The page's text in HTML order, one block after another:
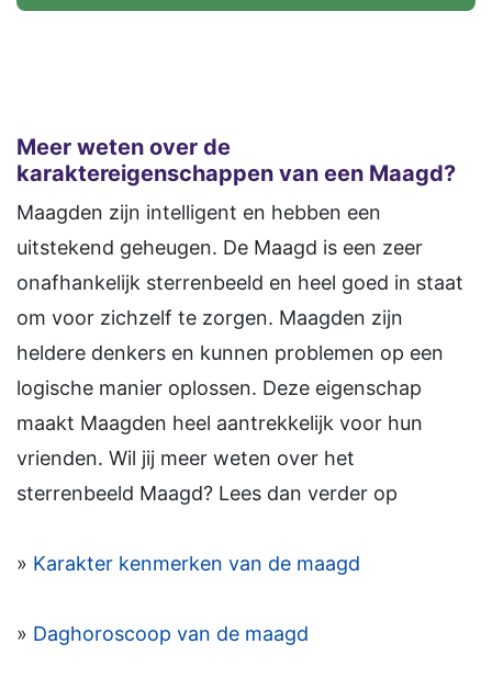
Meer weten over de
karaktereigenschappen van een Maagd?
Maagden zijn intelligent en hebben een
uitstekend geheugen. De Maagd is een zeer
onafhankelijk sterrenbeeld en heel goed in staat
om voor zichzelf te zorgen. Maagden zijn
heldere denkers en kunnen problemen op een
logische manier oplossen. Deze eigenschap
maakt Maagden heel aantrekkelijk voor hun
vrienden. Wil jij meer weten over het
sterrenbeeld Maagd? Lees dan verder op
» Karakter kenmerken van de maagd
» Daghoroscoop van de maagd